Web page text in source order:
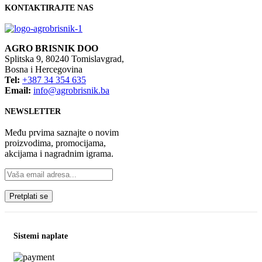
KONTAKTIRAJTE NAS
AGRO BRISNIK DOO
Splitska 9, 80240 Tomislavgrad,
Bosna i Hercegovina
Tel: +387 34 354 635
Email: info@agrobrisnik.ba
NEWSLETTER
Među prvima saznajte o novim
proizvodima, promocijama,
akcijama i nagradnim igrama.
Sistemi naplate